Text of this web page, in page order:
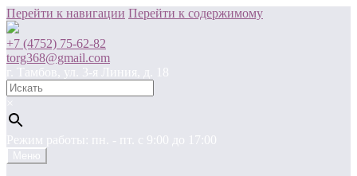
Перейти к навигации Перейти к содержимому
+7 (4752) 75-62-82
torg368@gmail.com
г. Тамбов, ул. 3-я Линия, д. 18
×
Режим работы: пн. - пт. c 9:00 до 17:00
Меню